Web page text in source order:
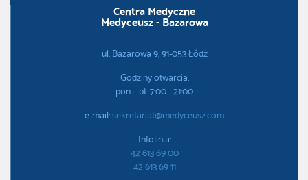
Centra Medyczne
Medyceusz - Bazarowa
ul. Bazarowa 9, 91-053 Łódź
Godziny otwarcia:
pon. - pt. 7:00 - 21:00
e-mail:sekretariat@medyceusz.com
Infolinia:
42 613 69 00
42 613 69 11